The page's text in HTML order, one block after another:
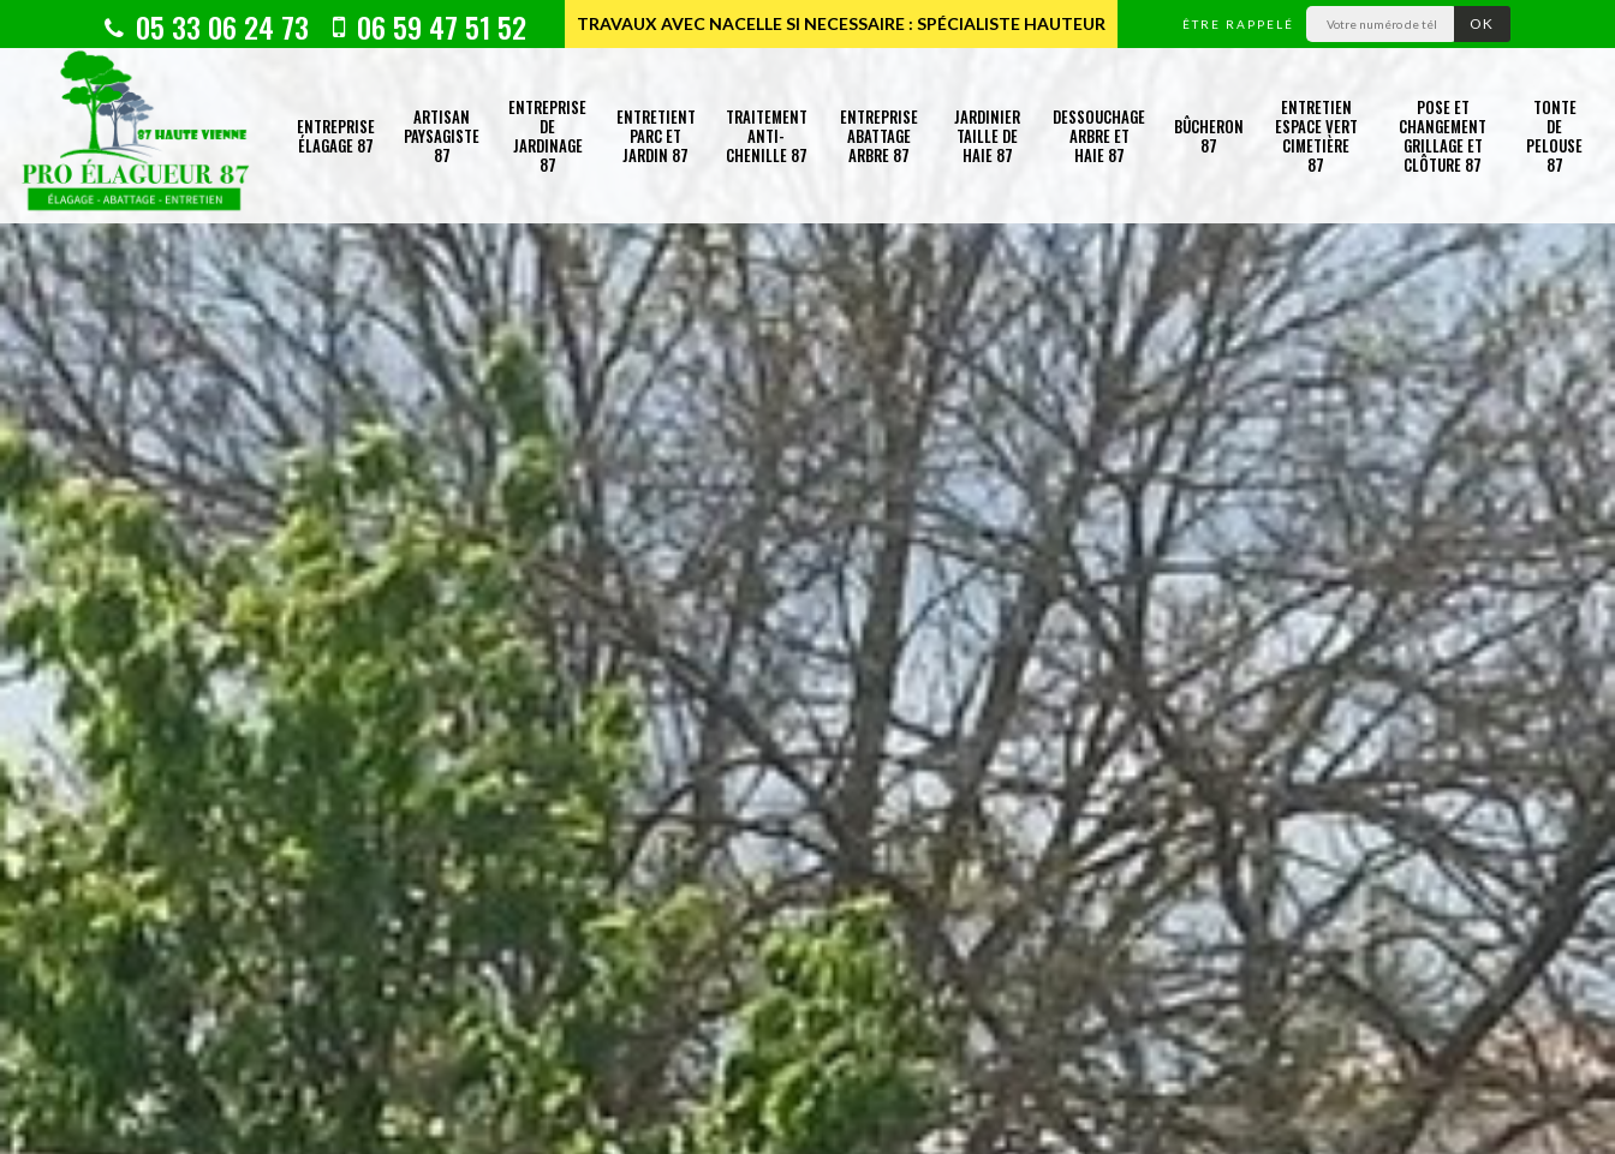
05 33 06 24 73 06 59 47 51 52 TRAVAUX AVEC NACELLE SI NECESSAIRE : SPÉCIALISTE HAUTEUR ÊTRE RAPPELÉ
ENTREPRISE
ÉLAGAGE 87
ARTISAN
PAYSAGISTE
87
ENTREPRISE
DE
JARDINAGE
87
ENTRETIENT
PARC ET
JARDIN 87
TRAITEMENT
ANTI-
CHENILLE 87
ENTREPRISE
ABATTAGE
ARBRE 87
JARDINIER
TAILLE DE
HAIE 87
DESSOUCHAGE
ARBRE ET
HAIE 87
BÛCHERON
87
ENTRETIEN
ESPACE VERT
CIMETIÈRE
87
POSE ET
CHANGEMENT
GRILLAGE ET
CLÔTURE 87
TONTE
DE
PELOUSE
87